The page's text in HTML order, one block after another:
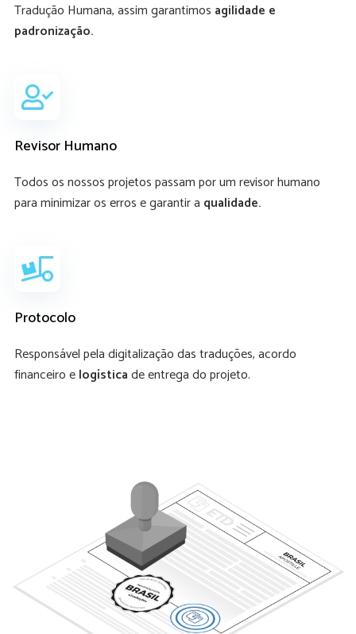
Tradução Humana, assim garantimos agilidade e
padronização.
Revisor Humano
Todos os nossos projetos passam por um revisor humano
para minimizar os erros e garantir a qualidade.
Protocolo
Responsável pela digitalização das traduções, acordo
financeiro elogísticade entrega do projeto.